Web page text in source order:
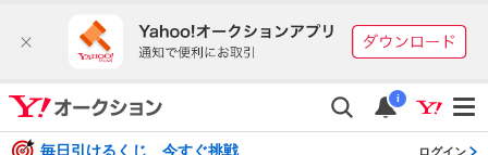
i
毎日引けるくじ 今すぐ挑戦 ログイン